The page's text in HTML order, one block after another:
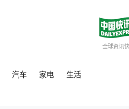
全球资讯
汽车 家电 生活